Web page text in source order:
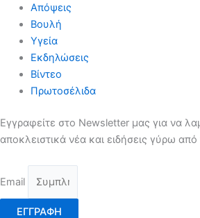
Απόψεις
Βουλή
Υγεία
Εκδηλώσεις
Βίντεο
Πρωτοσέλιδα
Εγγραφείτε στο Newsletter μας για να
αποκλειστικά νέα και ειδήσεις γύρω από
Email
ΕΓΓΡΑΦΗ